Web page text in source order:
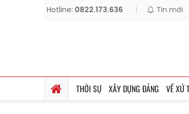
Hotline: 0822.173.636 | Tin mới
THỜI SỰ XÂY DỰNG ĐẢNG VỀ XỨ